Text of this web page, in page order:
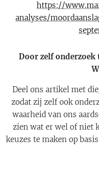
https://
analyses/
Door zelf onderzoek
Deel ons artikel met
zodat zij zelf ook
waarheid van ons
zien wat er wel of niet
keuzes te maken op